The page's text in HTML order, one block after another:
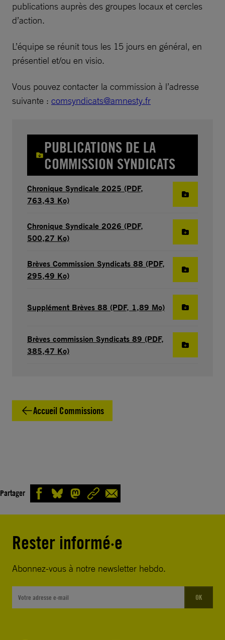
publications auprès des groupes locaux et cercles
d’action.
L’équipe se réunit tous les 15 jours en général, en
présentiel et/ou en visio.
Vous pouvez contacter la commission à l’adresse
suivante : comsyndicats@amnesty.fr
PUBLICATIONS DE LA
COMMISSION SYNDICATS
Chronique Syndicale 2025 (PDF,
763,43 Ko)
Chronique Syndicale 2026 (PDF,
500,27 Ko)
Brèves Commission Syndicats 88 (PDF,
295,49 Ko)
Supplément Brèves 88 (PDF, 1,89 Mo)
Brèves commission Syndicats 89 (PDF,
385,47 Ko)
Accueil Commissions
Partager
Rester informé·e
Abonnez-vous à notre newsletter hebdo.
OK